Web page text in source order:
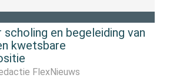
en begeleiding van
kwetsbare
FlexNieuws